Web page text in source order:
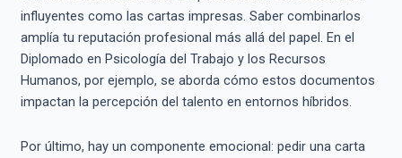
influyentes como las cartas impresas. Saber combinarlos
amplía tu reputación profesional más allá del papel. En el
Diplomado en Psicología del Trabajo y los Recursos
Humanos, por ejemplo, se aborda cómo estos documentos
impactan la percepción del talento en entornos híbridos.
Por último, hay un componente emocional: pedir una carta